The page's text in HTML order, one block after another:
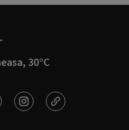
30°C